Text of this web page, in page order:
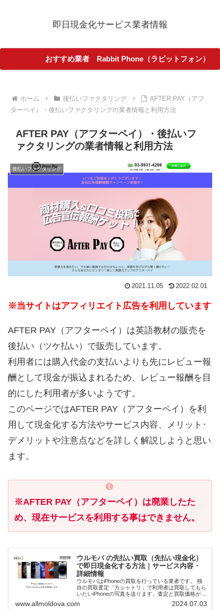
即日現金化サービス業者情報
おすすめ業者 Rabbit Phone（ラビットフォン）
ホーム 後払いファクタリング
AFTER PAY（アフ
ターペイ）・後払いファクタリングの業者情報と利用方法
AFTER PAY（アフターペイ）・後払いフ
ァクタリングの業者情報と利用方法
後払いファクタリング
2021.11.05 2022.02.01
※当サイトはアフィリエイト広告を利用しています
AFTER PAY（アフターペイ）は英語教材の販売を
後払い（ツケ払い）で販売しています。
利用者には購入代金の支払いよりも先にレビュー報
酬として現金が振込まれるため、レビュー報酬を目
的にした利用者が多いようです。
このページではAFTER PAY（アフターペイ）を利
用して現金化する方法やサービス内容、メリット･
デメリットや注意点などを詳しく解説しようと思い
ます。
※AFTER PAY（アフターペイ）は廃業したた
め、現在サービスを利用する事はできません。
ウルモバ の先払い買取（先払い現金化）
で即日現金化する方法｜サービス内容・
詳細情報
ウルモバはiPhoneの買取を行っている業者です。 独
自の買取査定「カシャトリ」で利用者は買取してもら
いたいiPhoneの写真を送ります。査定と買取価格が確
定次第先払いで現金買取してもらうことで即日現金化
（最短20分）が可能です。 本記事で...
www.allmoldova.com 2024.07.03